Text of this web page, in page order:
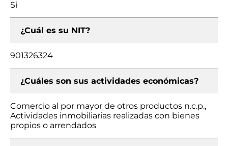
Si
¿Cuál es su NIT?
901326324
¿Cuáles son sus actividades económicas?
Comercio al por mayor de otros productos n.c.p.,
Actividades inmobiliarias realizadas con bienes
propios o arrendados